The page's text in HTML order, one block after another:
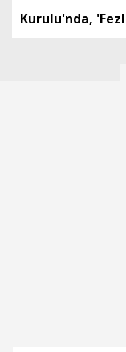
Kurulu'nda,